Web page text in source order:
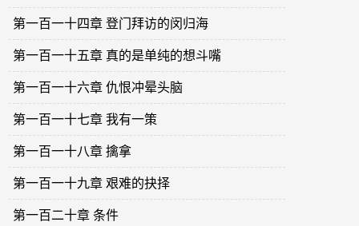
第一百一十四章 登门拜访的闵归海
第一百一十五章 真的是单纯的想斗嘴
第一百一十六章 仇恨冲晕头脑
第一百一十七章 我有一策
第一百一十八章 擒拿
第一百一十九章 艰难的抉择
第一百二十章 条件